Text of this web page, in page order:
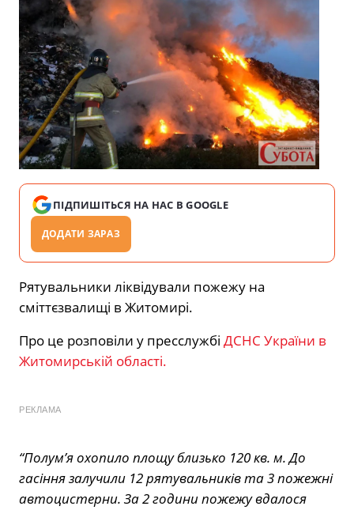
ПІДПИШІТЬСЯ НА НАС В GOOGLE
ДОДАТИ ЗАРАЗ
Рятувальники ліквідували пожежу на
сміттєзвалищі в Житомирі.
Про це розповіли у пресслужбі ДСНС України в
Житомирській області.
РЕКЛАМА
“Полум’я охопило площу близько 120 кв. м. До
гасіння залучили 12 рятувальників та 3 пожежні
автоцистерни. За 2 години пожежу вдалося